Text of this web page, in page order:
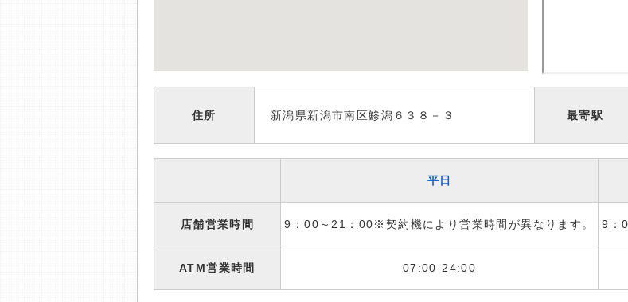
住所 新潟県新潟市南区鯵潟６３８－３ 最寄駅
平日
店舗営業時間 9：00～21：00※契約機により営業時間が異なります。 9：
ATM営業時間 07:00-24:00